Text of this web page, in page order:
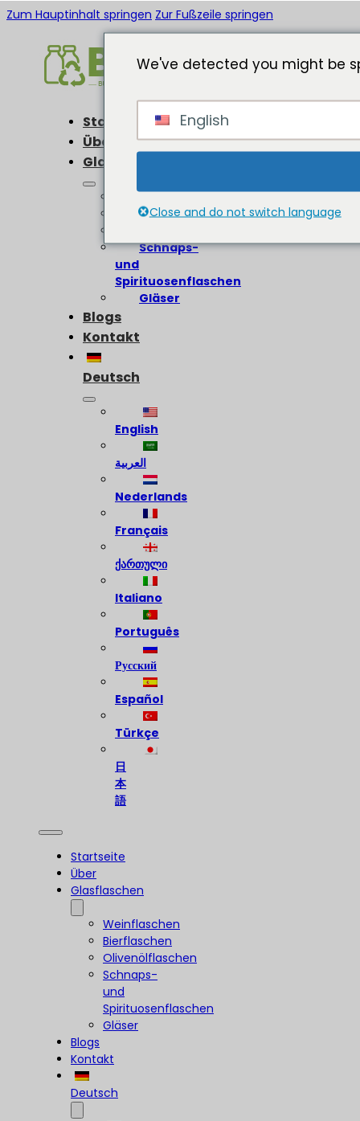
Zum Hauptinhalt springen Zur Fußzeile springen
Startseite
Über
Glasflaschen
Weinflaschen
Bierflaschen
Schnaps-
und
Spirituosenflaschen
Gläser
Blogs
Kontakt
Deutsch
English
العربية
Nederlands
Français
ქართული
Italiano
Português
Русский
Español
Türkçe
日
本
語
Startseite
Über
Glasflaschen
Weinflaschen
Bierflaschen
Olivenölflaschen
Schnaps-
und
Spirituosenflaschen
Gläser
Blogs
Kontakt
Deutsch
We've detected you might be
English
Close and do not switch language